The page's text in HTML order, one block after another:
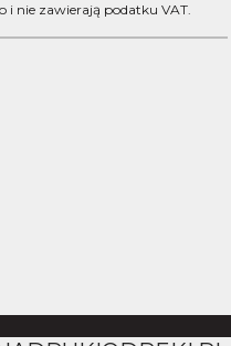
i nie zawierają podatku VAT.